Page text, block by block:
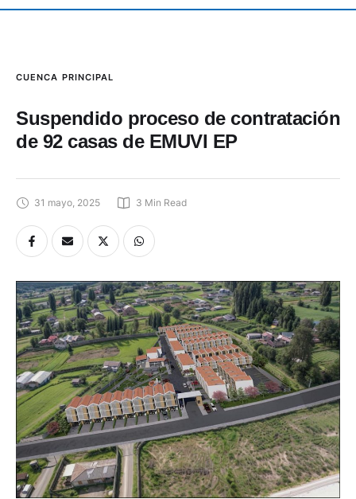
CUENCA PRINCIPAL
Suspendido proceso de contratación
de 92 casas de EMUVI EP
31 mayo, 2025 3 Min Read